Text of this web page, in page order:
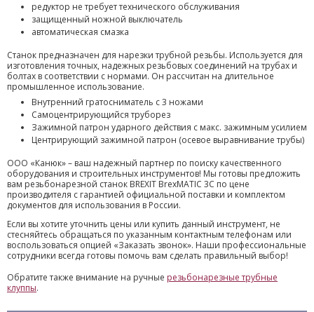
редуктор не требует технического обслуживания
защищенный ножной выключатель
автоматическая смазка
Станок предназначен для нарезки трубной резьбы. Используется для
изготовления точных, надежных резьбовых соединений на трубах и
болтах в соответствии с нормами. Он рассчитан на длительное
промышленное использование.
Внутренний гратосниматель с 3 ножами
Самоцентрирующийся труборез
Зажимной патрон ударного действия с макс. зажимным усилием
Центрирующий зажимной патрон (осевое выравнивание трубы)
ООО «Канюк» – ваш надежный партнер по поиску качественного
оборудования и строительных инструментов! Мы готовы предложить
вам резьбонарезной станок BREXIT BrexMATIC 3C по цене
производителя с гарантией официальной поставки и комплектом
документов для использования в России.
Если вы хотите уточнить цены или купить данный инструмент, не
стесняйтесь обращаться по указанным контактным телефонам или
воспользоваться опцией «Заказать звонок». Наши профессиональные
сотрудники всегда готовы помочь вам сделать правильный выбор!
Обратите также внимание на ручные резьбонарезные трубные
клуппы.